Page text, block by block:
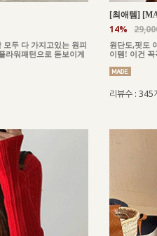
두 다 가지고있는 원피
라워패턴으로 돋보이게
[최애템]
14%
원단도,핏도
이템! 이건
리뷰수 : 345